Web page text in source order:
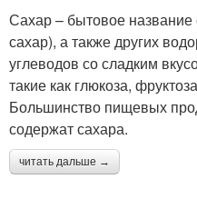
Сахар – бытовое название
сахар), а также других
углеводов со сладким
такие как глюкоза,
Большинство пищевых
содержат сахара.
читать дальше →